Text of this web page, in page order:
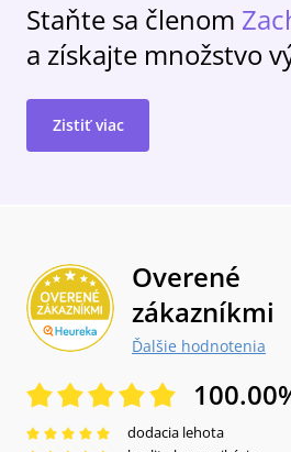
Staňte sa členom
a získajte množstvo
Zistiť viac
Overené
zákazníkmi
Ďalšie hodnotenia
100.00
dodacia lehota